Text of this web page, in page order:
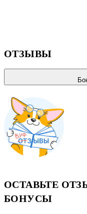
ОТЗЫВЫ
ОСТАВЬТЕ
БОНУСЫ